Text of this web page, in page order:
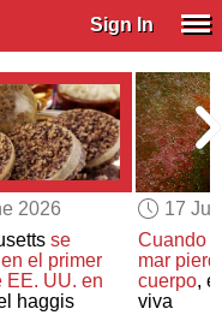
Sign In
2026
se
el primer
EE. UU. en
haggis
17
Cuando
mar
cuerpo,
viva